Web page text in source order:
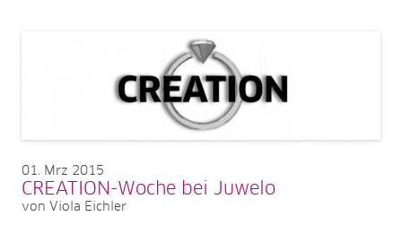
01 Mrz 2015
CREATION-Woche bei Juwelo
von Viola Eichler